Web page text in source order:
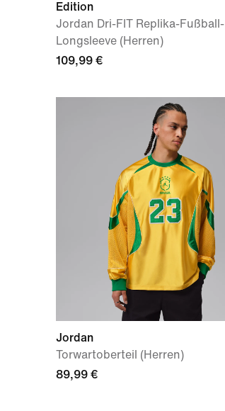
Edition
Jordan Dri-FIT Replika-Fußball-
Longsleeve (Herren)
109,99 €
Jordan
Torwartoberteil (Herren)
89,99 €